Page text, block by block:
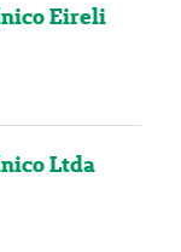
Eireli
Ltda